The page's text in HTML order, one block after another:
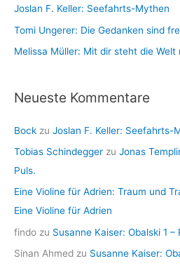
Joslan F. Keller: Seefahrts-Mythen
Tomi Ungerer: Die Gedanken sind
Melissa Müller: Mit dir steht die Welt
Neueste Kommentare
Bock zu Joslan F. Keller: Seefahrts-
Tobias Schindegger zu Jonas
Puls.
Eine Violine für Adrien: Traum und
Eine Violine für Adrien
findo zu Susanne Kaiser: Obalski 1 –
Sinan Ahmed zu Susanne Kaiser: